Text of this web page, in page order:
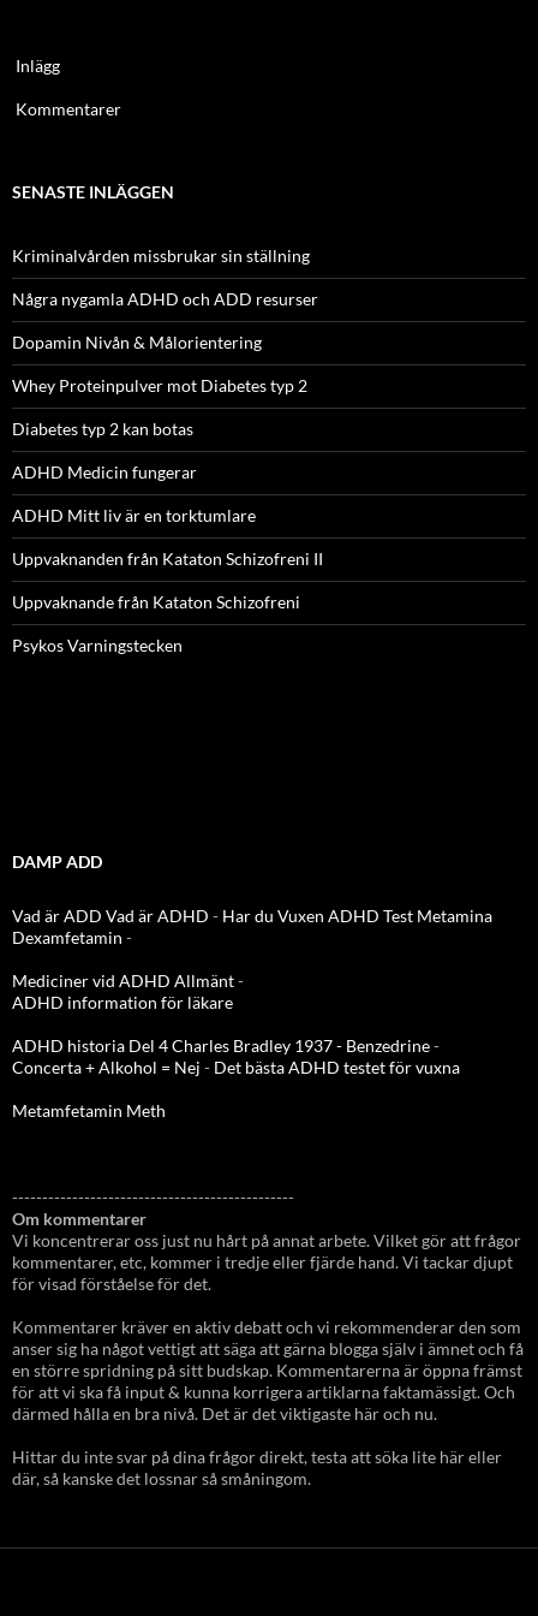
Inlägg
Kommentarer
SENASTE INLÄGGEN
Kriminalvården missbrukar sin ställning
Några nygamla ADHD och ADD resurser
Dopamin Nivån & Målorientering
Whey Proteinpulver mot Diabetes typ 2
Diabetes typ 2 kan botas
ADHD Medicin fungerar
ADHD Mitt liv är en torktumlare
Uppvaknanden från Kataton Schizofreni II
Uppvaknande från Kataton Schizofreni
Psykos Varningstecken
DAMP ADD
Vad är ADD Vad är ADHD - Har du Vuxen ADHD Test Metamina
Dexamfetamin -
Mediciner vid ADHD Allmänt-
ADHD information för läkare
ADHD historia Del 4 Charles Bradley 1937 - Benzedrine-
Concerta + Alkohol = Nej - Det bästa ADHD testet för vuxna
Metamfetamin Meth
-----------------------------------------------
Om kommentarer
Vi koncentrerar oss just nu hårt på annat arbete. Vilket gör att frågor
kommentarer, etc, kommer i tredje eller fjärde hand. Vi tackar djupt
för visad förståelse för det.
Kommentarer kräver en aktiv debatt och vi rekommenderar den som
anser sig ha något vettigt att säga att gärna blogga själv i ämnet och få
en större spridning på sitt budskap. Kommentarerna är öppna främst
för att vi ska få input & kunna korrigera artiklarna faktamässigt. Och
därmed hålla en bra nivå. Det är det viktigaste här och nu.
Hittar du inte svar på dina frågor direkt, testa att söka lite här eller
där, så kanske det lossnar så småningom.